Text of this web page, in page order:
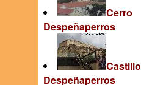
Cerro
Despeñaperros
Castillo
Despeñaperros